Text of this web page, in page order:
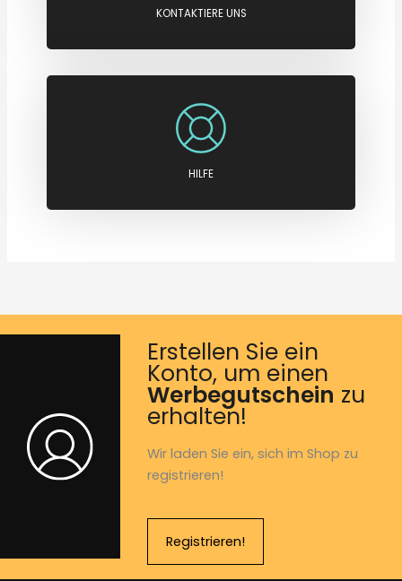
KONTAKTIERE UNS
HILFE
Erstellen Sie ein
Konto, um einen
Werbegutschein zu
erhalten!
Wir laden Sie ein, sich im Shop zu
registrieren!
Registrieren!